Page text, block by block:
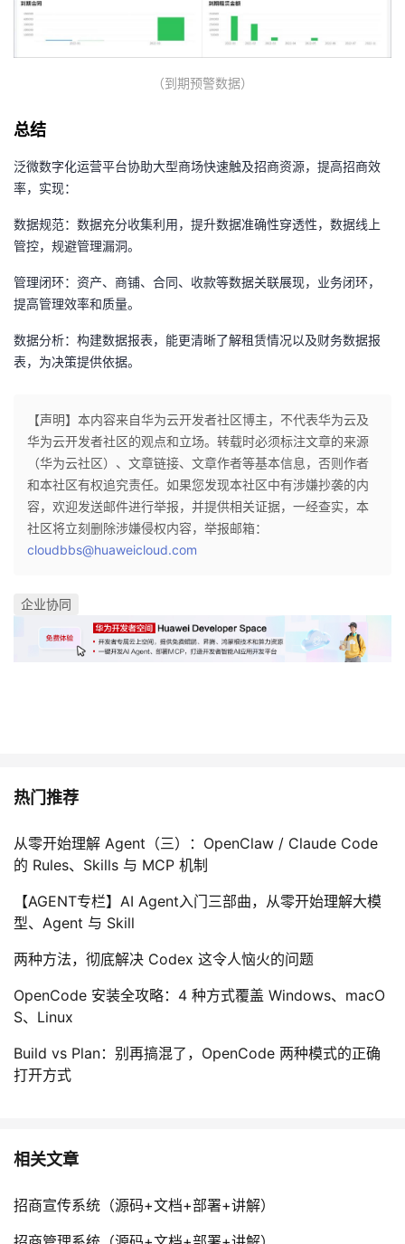
（到期预警数据）
总结
泛微数字化运营平台协助大型商场快速触及招商资源，提高招商效
率，实现：
数据规范：数据充分收集利用，提升数据准确性穿透性，数据线上
管控，规避管理漏洞。
管理闭环：资产、商铺、合同、收款等数据关联展现，业务闭环，
提高管理效率和质量。
数据分析：构建数据报表，能更清晰了解租赁情况以及财务数据报
表，为决策提供依据。
【声明】本内容来自华为云开发者社区博主，不代表华为云及
华为云开发者社区的观点和立场。转载时必须标注文章的来源
（华为云社区）、文章链接、文章作者等基本信息，否则作者
和本社区有权追究责任。如果您发现本社区中有涉嫌抄袭的内
容，欢迎发送邮件进行举报，并提供相关证据，一经查实，本
社区将立刻删除涉嫌侵权内容，举报邮箱：
cloudbbs@huaweicloud.com
企业协同
热门推荐
从零开始理解 Agent（三）：OpenClaw / Claude Code
的 Rules、Skills 与 MCP 机制
【AGENT专栏】AI Agent入门三部曲，从零开始理解大模
型、Agent 与 Skill
两种方法，彻底解决 Codex 这令人恼火的问题
OpenCode 安装全攻略：4 种方式覆盖 Windows、macO
S、Linux
Build vs Plan：别再搞混了，OpenCode 两种模式的正确
打开方式
相关文章
招商宣传系统（源码+文档+部署+讲解）